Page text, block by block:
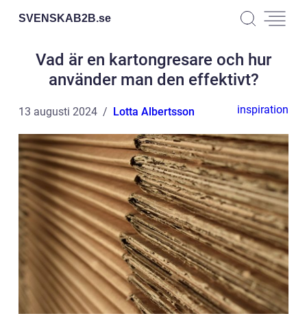
SVENSKAB2B.se
Vad är en kartongresare och hur
använder man den effektivt?
13 augusti 2024 Lotta Albertsson inspiration